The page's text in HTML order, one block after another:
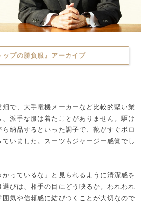
ップの勝負服』アーカイブ
で、大手電機メーカーなど比較的堅い業
派手な服は着たことがありません。駆け
納品するといった調子で、靴がすぐボロ
いました。スーツもジャージー感覚でし
っているな」と見られるように清潔感を
びは、相手の目にどう映るか。われわれ
気や信頼感に結びつくことが大切なので